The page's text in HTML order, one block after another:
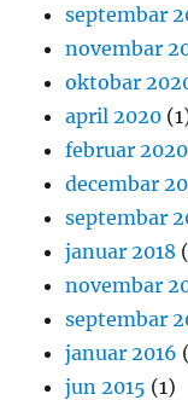
septembar
novembar
oktobar
april 2020
februar 2020
decembar
septembar
januar 2018
novembar
septembar
januar 2016
jun 2015 (1)